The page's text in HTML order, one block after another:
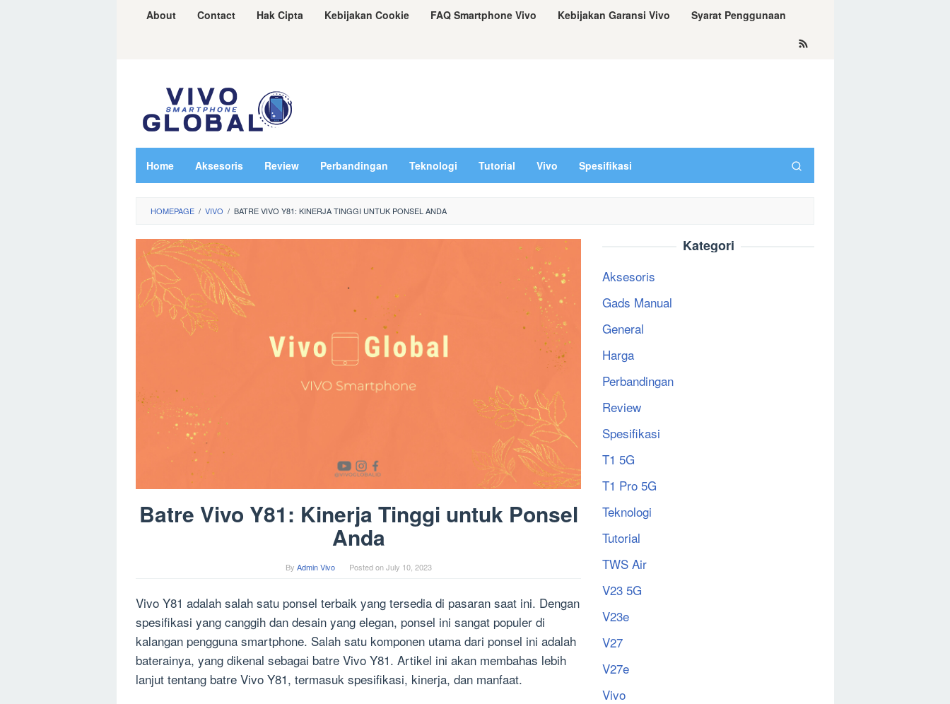
About Contact Hak Cipta Kebijakan Cookie FAQ Smartphone Vivo Kebijakan Garansi Vivo Syarat Penggunaan
Home Aksesoris Review Perbandingan Teknologi Tutorial Vivo Spesifikasi
HOMEPAGE / VIVO / BATRE VIVO Y81: KINERJA TINGGI UNTUK PONSEL ANDA
Batre Vivo Y81: Kinerja Tinggi untuk Ponsel
Anda
By Admin Vivo Posted onJuly 10, 2023
Vivo Y81 adalah salah satu ponsel terbaik yang tersedia di pasaran saat ini. Dengan
spesifikasi yang canggih dan desain yang elegan, ponsel ini sangat populer di
kalangan pengguna smartphone. Salah satu komponen utama dari ponsel ini adalah
baterainya, yang dikenal sebagai batre Vivo Y81. Artikel ini akan membahas lebih
lanjut tentang batre Vivo Y81, termasuk spesifikasi, kinerja, dan manfaat.
Kategori
Aksesoris
Gads Manual
General
Harga
Perbandingan
Review
Spesifikasi
T1 5G
T1 Pro 5G
Teknologi
Tutorial
TWS Air
V23 5G
V23e
V27
V27e
Vivo